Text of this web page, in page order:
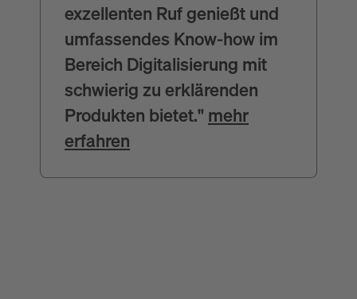
exzellenten Ruf genießt und
umfassendes Know-how im
Bereich Digitalisierung mit
schwierig zu erklärenden
Produkten bietet." mehr
erfahren